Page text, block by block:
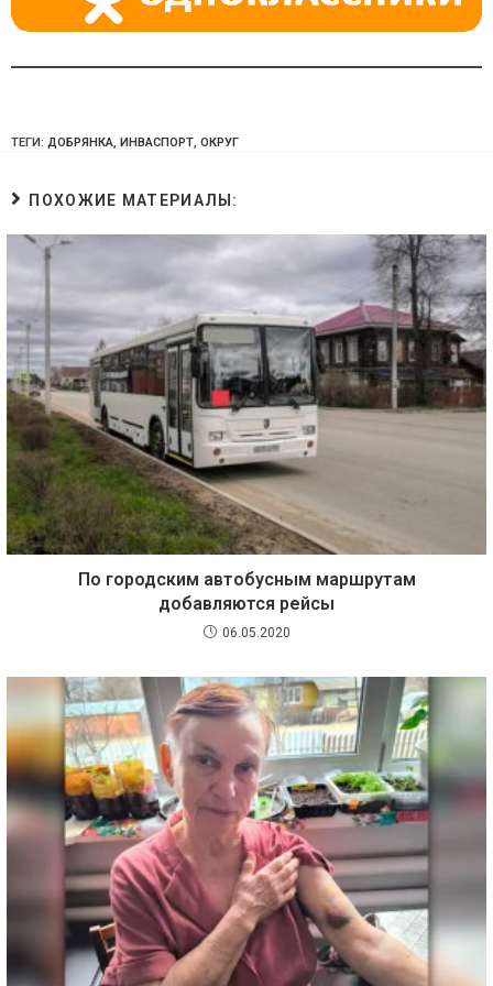
ТЕГИ: ДОБРЯНКА, ИНВАСПОРТ, ОКРУГ
ПОХОЖИЕ МАТЕРИАЛЫ:
По городским автобусным маршрутам
добавляются рейсы
06.05.2020